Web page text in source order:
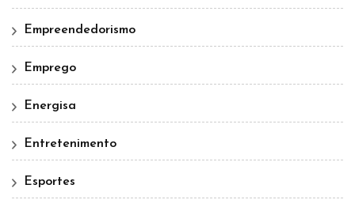
Empreendedorismo
Emprego
Energisa
Entretenimento
Esportes